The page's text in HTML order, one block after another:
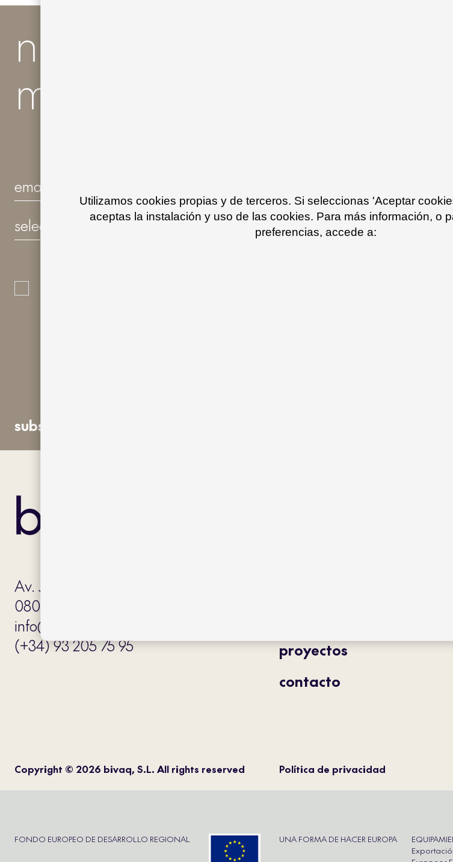
news and
much more
subscribe
Av. J.V. Foix 72-74
08034 Barcelona (Spain)
info@bivaq.com
(+34) 93 205 75 95
proyectos
contacto
Copyright © 2026 bivaq, S.L. All rights reserved Política de privacidad
FONDO EUROPEO DE DESARROLLO REGIONAL UNA FORMA DE HACER EUROPA
Utilizamos cookies propias y de terceros. Si seleccionas 'Aceptar
aceptas la instalación y uso de las cookies. Para más información, o
preferencias, accede a: